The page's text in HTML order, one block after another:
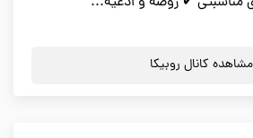
مشاهده کانال روبیکا